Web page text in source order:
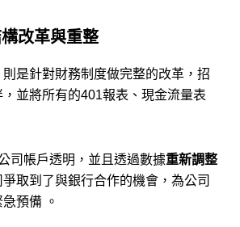
改革與重整
是針對財務制度做完整的改革，招
並將所有的401報表、現金流量表
司帳戶透明，並且透過數據重新調整
取到了與銀行合作的機會，為公司
預備 。